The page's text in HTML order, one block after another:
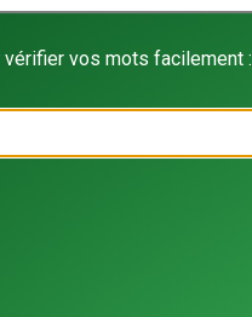
vos mots facilement :